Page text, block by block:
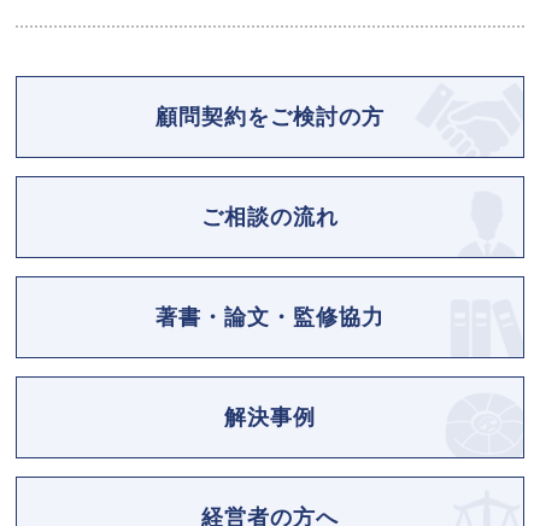
顧問契約をご検討の方
ご相談の流れ
著書・論文・監修協力
解決事例
経営者の方へ